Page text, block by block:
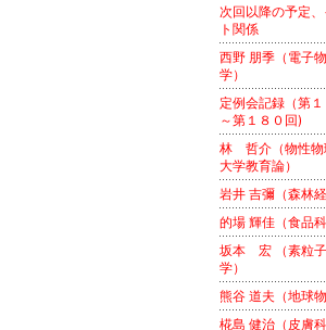
次回以降の予定
ト関係
西野 朋季（電子
学）
定例会記録（第
～第１８０回)
林 哲介（物性物
大学教育論）
岩井 吉彌（森林経
的場 輝佳（食品科
坂本 宏 （素粒
学）
熊谷 道夫（地球物
椛島 健治（皮膚科